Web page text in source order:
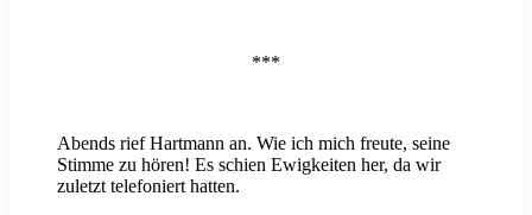
***
Abends rief Hartmann an. Wie ich mich freute, seine
Stimme zu hören! Es schien Ewigkeiten her, da wir
zuletzt telefoniert hatten.